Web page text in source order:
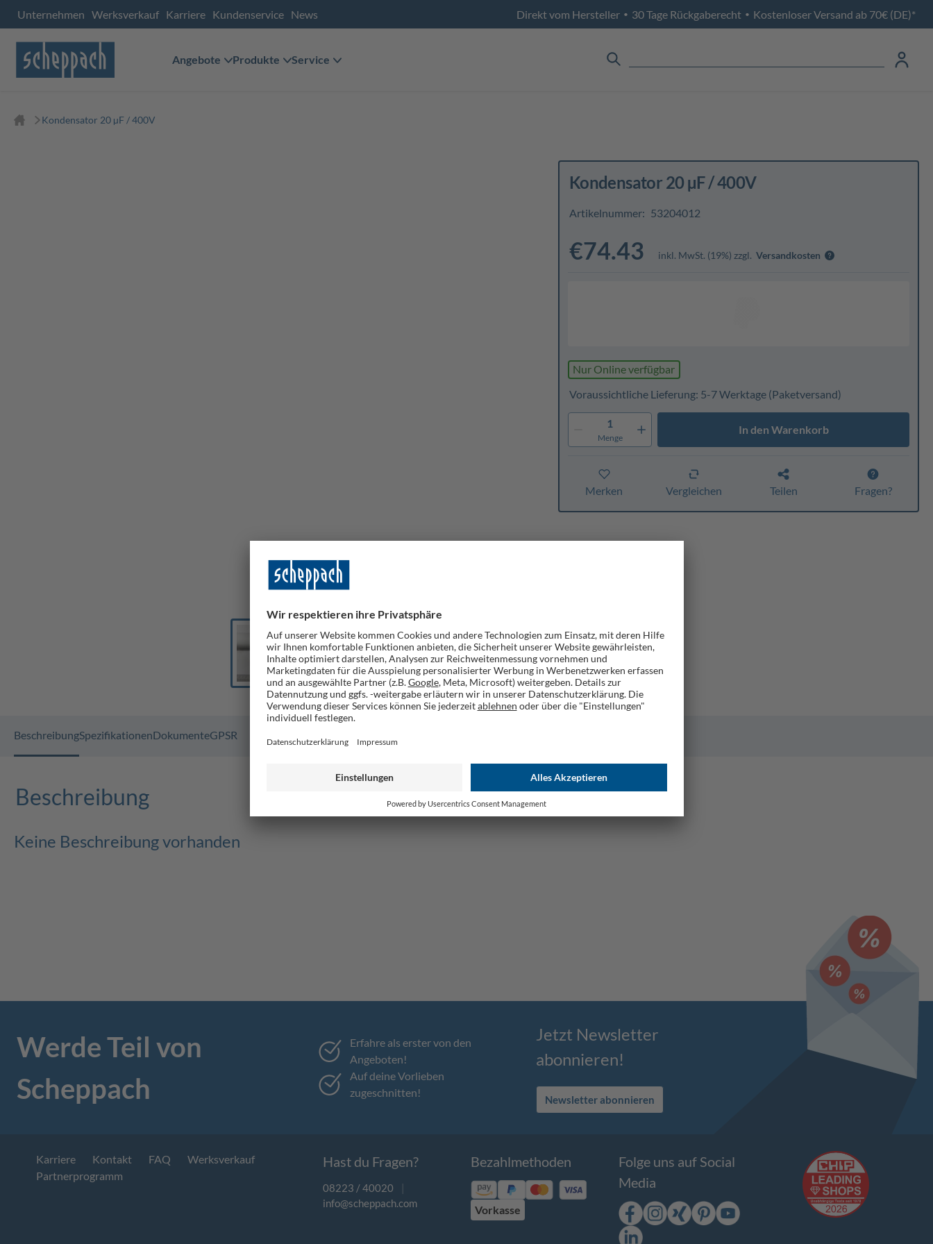
Unternehmen Werksverkauf Karriere Kundenservice News Direkt vom Hersteller • 30 Tage Rückgaberecht • Kostenloser Versand ab 70€ (DE)*
Angebote Produkte Service
Kondensator 20 µF / 400V
Kondensator 20 µF / 400V
Artikelnummer: 53204012
€74.43 inkl. MwSt. (19%) zzgl. Versandkosten
Nur Online verfügbar
Voraussichtliche Lieferung: 5-7 Werktage(Paketversand)
1
Menge
In den Warenkorb
Merken Vergleichen Teilen Fragen?
BeschreibungSpezifikationenDokumenteGPSR
Beschreibung
Keine Beschreibung vorhanden
Werde Teil von
Scheppach
Erfahre als erster von den
Angeboten!
Auf deine Vorlieben
zugeschnitten!
Jetzt Newsletter
abonnieren!
Newsletter abonnieren
Karriere Kontakt FAQ
Werksverkauf
Partnerprogramm
Hast du Fragen?
08223 / 40020
|
info@scheppach.com
Bezahlmethoden
Vorkasse
Folge uns auf Social
Media